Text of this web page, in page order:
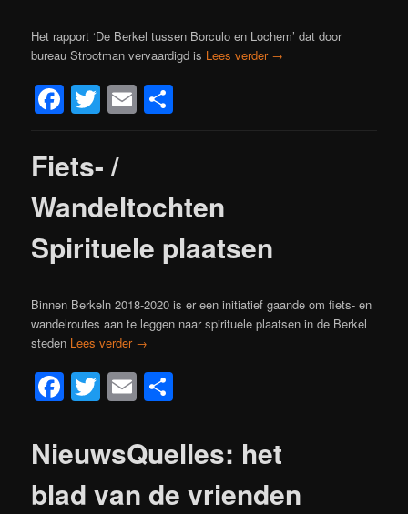
Het rapport ‘De Berkel tussen Borculo en Lochem’ dat door
bureau Strootman vervaardigd is Lees verder →
Facebook
Twitter
Email
Fiets- /
Wandeltochten
Spirituele plaatsen
Binnen Berkeln 2018-2020 is er een initiatief gaande om fiets- en
wandelroutes aan te leggen naar spirituele plaatsen in de Berkel
steden Lees verder →
Facebook
Twitter
Email
NieuwsQuelles: het
blad van de vrienden